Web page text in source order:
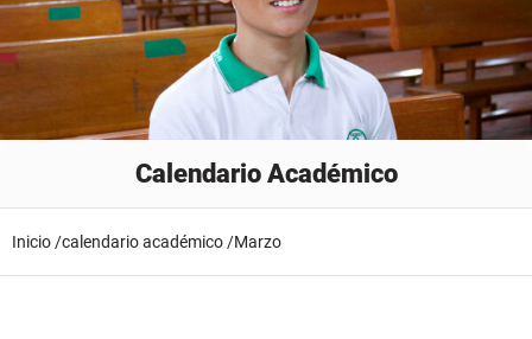
Calendario Académico
Inicio /calendario académico /Marzo